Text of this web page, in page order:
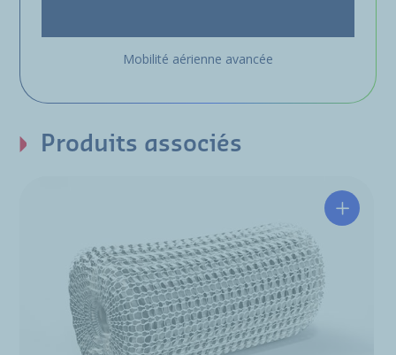
Mobilité aérienne avancée
Produits associés